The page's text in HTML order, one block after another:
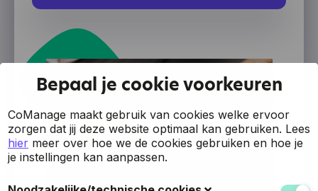
Bepaal je cookie voorkeuren
CoManage maakt gebruik van cookies welke ervoor
zorgen dat jij deze website optimaal kan gebruiken. Lees
hier meer over hoe we de cookies gebruiken en hoe je
je instellingen kan aanpassen.